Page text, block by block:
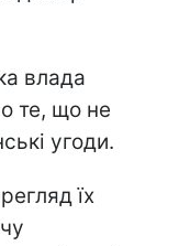
влада
те, що не
угоди.
їх